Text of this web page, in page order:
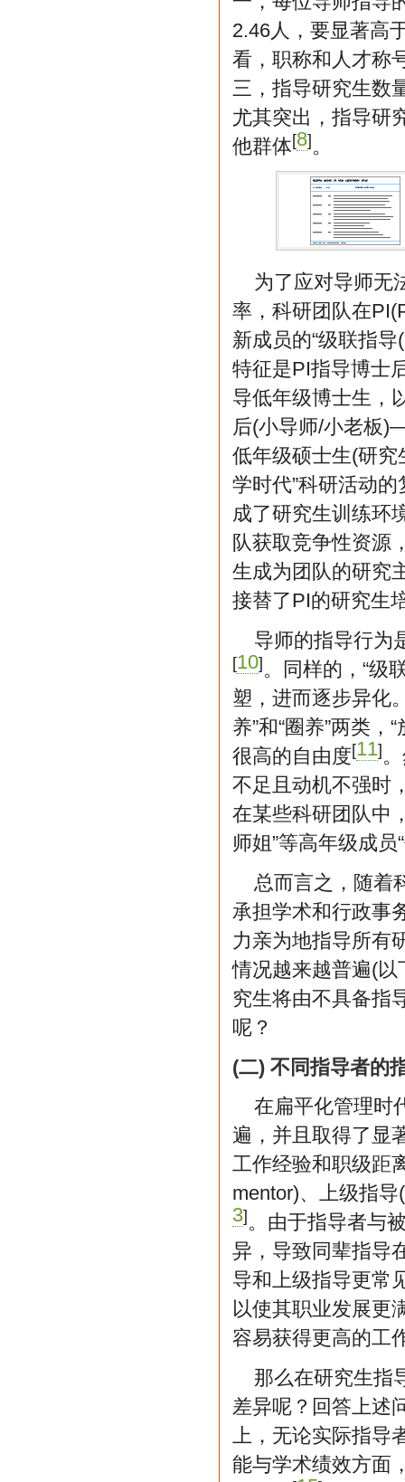
2.46人，要显著高
看，职称和人才称
三，指导研究生数
尤其突出，指导研
他群体[8]。
为了应对导师无
率，科研团队在
新成员的“级联指
特征是PI指导博士
导低年级博士生，
后(小导师/小老板
低年级硕士生(研究
学时代”科研活动
成了研究生训练环
队获取竞争性资源
生成为团队的研究
接替了PI的研究生
导师的指导行为
[10]。同样的，“级
塑，进而逐步异化
养”和“圈养”两类
很高的自由度[11]
不足且动机不强时
在某些科研团队中
师姐”等高年级成
总而言之，随着
承担学术和行政事
力亲为地指导所有
情况越来越普遍(以
究生将由不具备指
呢？
(二) 不同指导者的
在扁平化管理时
遍，并且取得了显
工作经验和职级距
mentor)、上级指
3]。由于指导者与
异，导致同辈指导
导和上级指导更常
以使其职业发展更
容易获得更高的工
那么在研究生指
差异呢？回答上述
上，无论实际指导
能与学术绩效方面